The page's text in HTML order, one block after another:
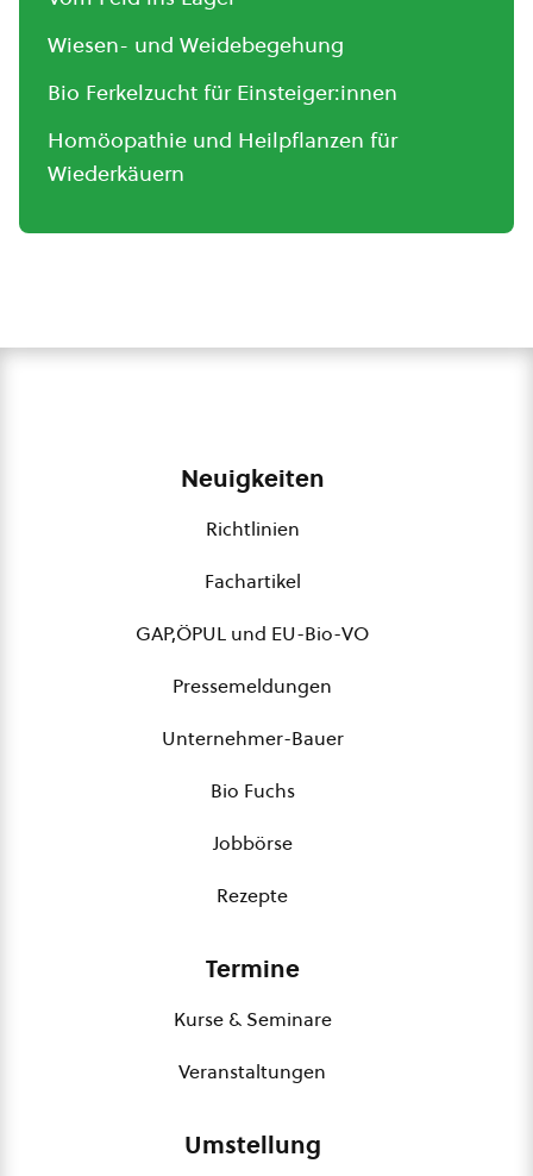
Wiesen- und Weidebegehung
Bio Ferkelzucht für Einsteiger:innen
Homöopathie und Heilpflanzen für
Wiederkäuern
Neuigkeiten
Richtlinien
Fachartikel
GAP,ÖPUL und EU-Bio-VO
Pressemeldungen
Unternehmer-Bauer
Bio Fuchs
Jobbörse
Rezepte
Termine
Kurse & Seminare
Veranstaltungen
Umstellung